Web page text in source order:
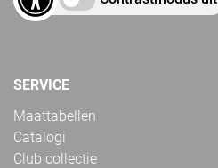
SERVICE
Maattabellen
Catalogi
Club collectie